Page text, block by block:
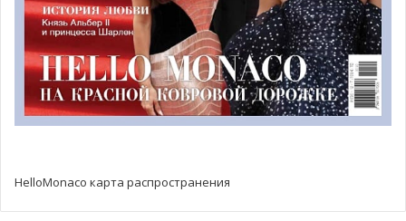
HelloMonaco карта распространения